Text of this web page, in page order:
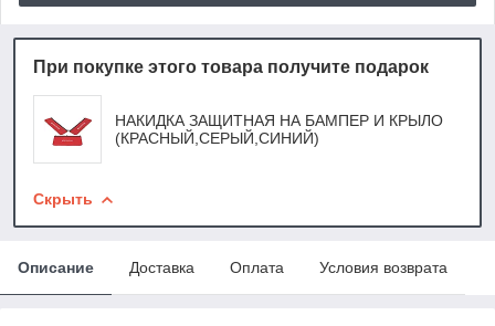
При покупке этого товара получите подарок
НАКИДКА ЗАЩИТНАЯ НА БАМПЕР И КРЫЛО
(КРАСНЫЙ,СЕРЫЙ,СИНИЙ)
Скрыть
Описание Доставка Оплата Условия возврата